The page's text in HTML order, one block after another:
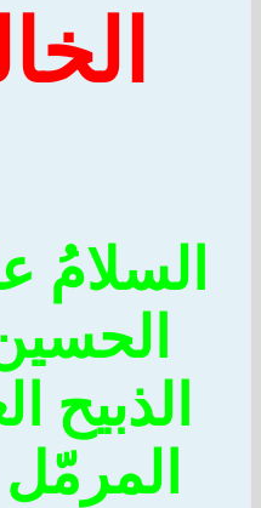
السلامُ
الحسين
الذبيح
المرمّل